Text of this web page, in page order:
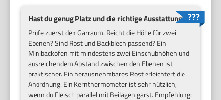
Hast du genug Platz und die richtige Ausstattung?
Prüfe zuerst den Garraum. Reicht die Höhe für zwei
Ebenen? Sind Rost und Backblech passend? Ein
Minibackofen mit mindestens zwei Einschubhöhen und
ausreichendem Abstand zwischen den Ebenen ist
praktischer. Ein herausnehmbares Rost erleichtert die
Anordnung. Ein Kernthermometer ist sehr nützlich,
wenn du Fleisch parallel mit Beilagen garst. Empfehlung: